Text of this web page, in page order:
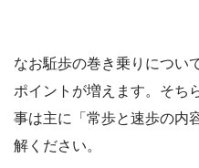
なお駈歩の巻き乗りについ
ポイントが増えます。そち
事は主に「常歩と速歩の内
解ください。